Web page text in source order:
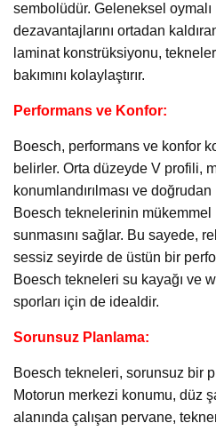
sembolüdür. Geleneksel oymalı
dezavantajlarını ortadan
laminat konstrüksiyonu,
bakımını kolaylaştırır.
Performans ve Konfor:
Boesch, performans ve konfor
belirler. Orta düzeyde V profili,
konumlandırılması ve
Boesch teknelerinin mükemmel
sunmasını sağlar. Bu sayede,
sessiz seyirde de üstün bir
Boesch tekneleri su kayağı ve
sporları için de idealdir.
Sorunsuz Planlama:
Boesch tekneleri, sorunsuz bir
Motorun merkezi konumu, düz
alanında çalışan pervane,